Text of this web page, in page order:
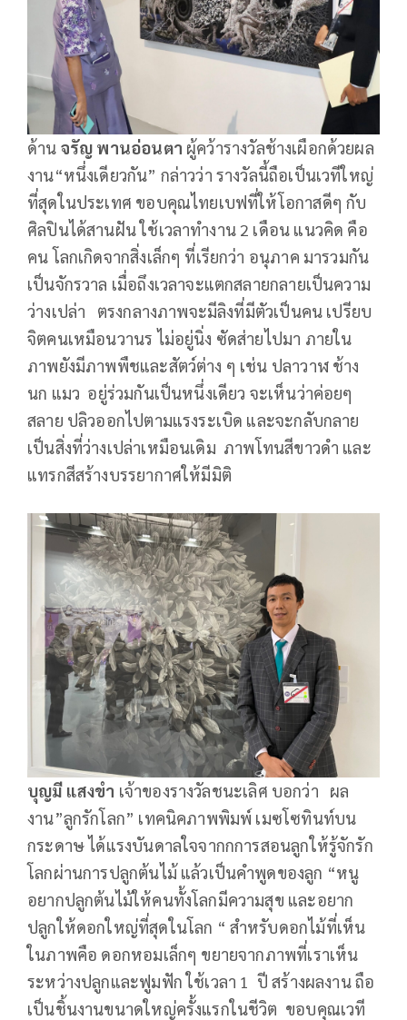
ด้าน จรัญ พานอ่อนตา ผู้คว้ารางวัลช้างเผือกด้วยผล
งาน“หนึ่งเดียวกัน” กล่าวว่า รางวัลนี้ถือเป็นเวทีใหญ่
ที่สุดในประเทศ ขอบคุณไทยเบฟที่ให้โอกาสดีๆ กับ
ศิลปินได้สานฝัน ใช้เวลาทำงาน 2 เดือน แนวคิด คือ
คน โลกเกิดจากสิ่งเล็กๆ ที่เรียกว่า อนุภาค มารวมกัน
เป็นจักรวาล เมื่อถึงเวลาจะแตกสลายกลายเป็นความ
ว่างเปล่า ตรงกลางภาพจะมีลิงที่มีตัวเป็นคน เปรียบ
จิตคนเหมือนวานร ไม่อยู่นิ่ง ซัดส่ายไปมา ภายใน
ภาพยังมีภาพพืชและสัตว์ต่าง ๆ เช่น ปลาวาฬ ช้าง
นก แมว อยู่ร่วมกันเป็นหนึ่งเดียว จะเห็นว่าค่อยๆ
สลาย ปลิวออกไปตามแรงระเบิด และจะกลับกลาย
เป็นสิ่งที่ว่างเปล่าเหมือนเดิม ภาพโทนสีขาวดำ และ
แทรกสีสร้างบรรยากาศให้มีมิติ
บุญมี แสงขำ เจ้าของรางวัลชนะเลิศ บอกว่า ผล
งาน”ลูกรักโลก” เทคนิคภาพพิมพ์ เมซโซทินท์บน
กระดาษ ได้แรงบันดาลใจจากกการสอนลูกให้รู้จักรัก
โลกผ่านการปลูกต้นไม้ แล้วเป็นคำพูดของลูก “หนู
อยากปลูกต้นไม้ให้คนทั้งโลกมีความสุข และอยาก
ปลูกให้ดอกใหญ่ที่สุดในโลก “ สำหรับดอกไม้ที่เห็น
ในภาพคือ ดอกหอมเล็กๆ ขยายจากภาพที่เราเห็น
ระหว่างปลูกและฟูมฟัก ใช้เวลา 1 ปี สร้างผลงาน ถือ
เป็นชิ้นงานขนาดใหญ่ครั้งแรกในชีวิต ขอบคุณเวที